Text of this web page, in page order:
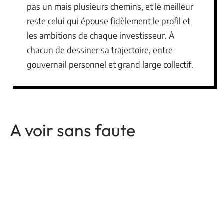
pas un mais plusieurs chemins, et le meilleur
reste celui qui épouse fidèlement le profil et
les ambitions de chaque investisseur. À
chacun de dessiner sa trajectoire, entre
gouvernail personnel et grand large collectif.
A voir sans faute